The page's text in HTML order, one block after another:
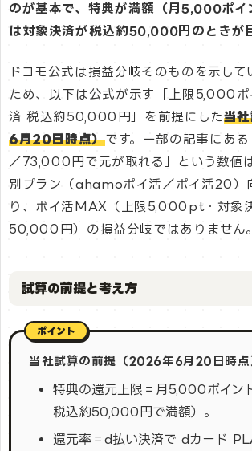
のが基本で、特典が満額（月5,000ポイ
は対象決済が税込約50,000円のときが
ドコモ公式は損益分岐そのものを示して
ため、以下は公式が示す「上限5,000ポ
済 税込約50,000円」を前提にした当
6月20日時点）です。一部の記事にあ
／73,000円で元が取れる」という数値
別プラン（ahamoポイ活／ポイ活20）
り、ポイ活MAX（上限5,000pt・対象
50,000円）の損益分岐ではありません。
試算の前提と考え方
当社試算の前提（2026年6月20日時点
特典の還元上限＝月5,000ポイン
税込約50,000円で満額）。
還元率＝d払い決済で dカード